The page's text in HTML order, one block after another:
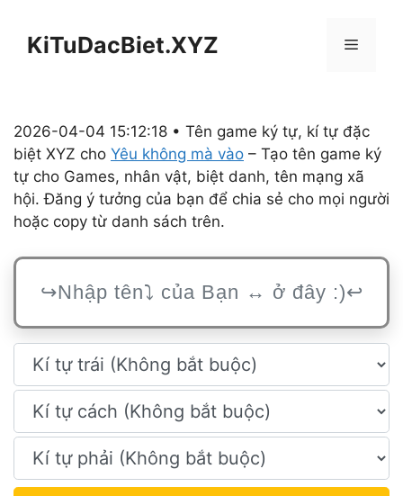
KiTuDacBiet.XYZ Menu
2026-04-04 15:12:18 • Tên game ký tự, kí tự đặc
biệt XYZ cho Yêu không mà vào – Tạo tên game ký
tự cho Games, nhân vật, biệt danh, tên mạng xã
hội. Đăng ý tưởng của bạn để chia sẻ cho mọi người
hoặc copy từ danh sách trên.